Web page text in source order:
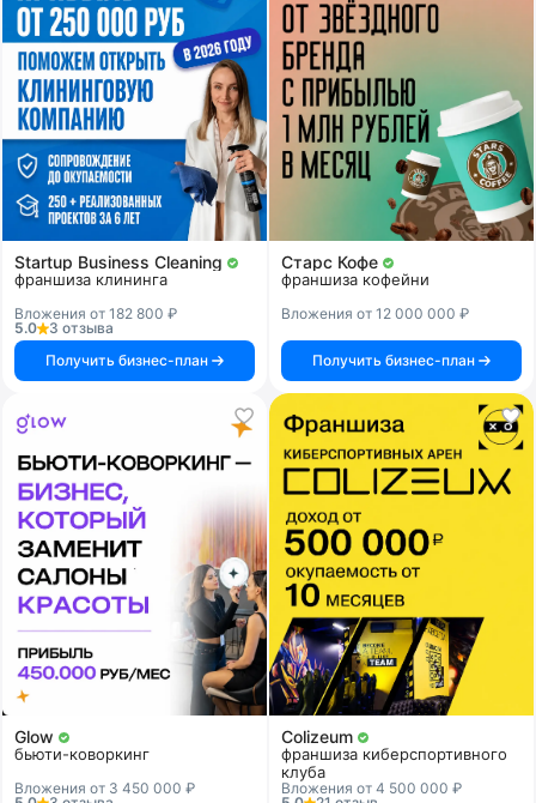
Startup Business Cleaning
франшиза клининга
Вложения от 182 800 ₽
5.0
3 отзыва
Получить бизнес-план
Старс Кофе
франшиза кофейни
Вложения от 12 000 000 ₽
Получить бизнес-план
Glow
бьюти-коворкинг
Вложения от 3 450 000 ₽
Colizeum
франшиза киберспортивного
клуба
Вложения от 4 500 000 ₽